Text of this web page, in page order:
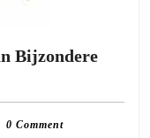
Bijzondere
0 Comment